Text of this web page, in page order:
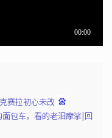
赛拉初心未改
包车，看的老泪摩挲|回